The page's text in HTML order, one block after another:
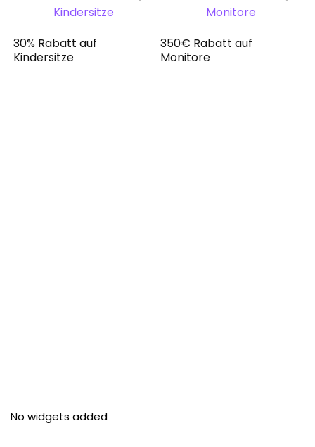
30% Rabatt auf
Kindersitze
350€ Rabatt auf
Monitore
No widgets added